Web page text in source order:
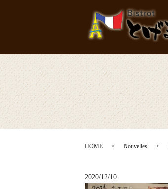
HOME Nouvelles
2020/12/10